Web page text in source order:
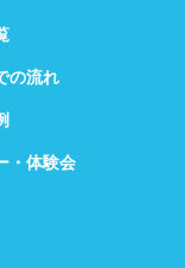
の流れ
・体験会